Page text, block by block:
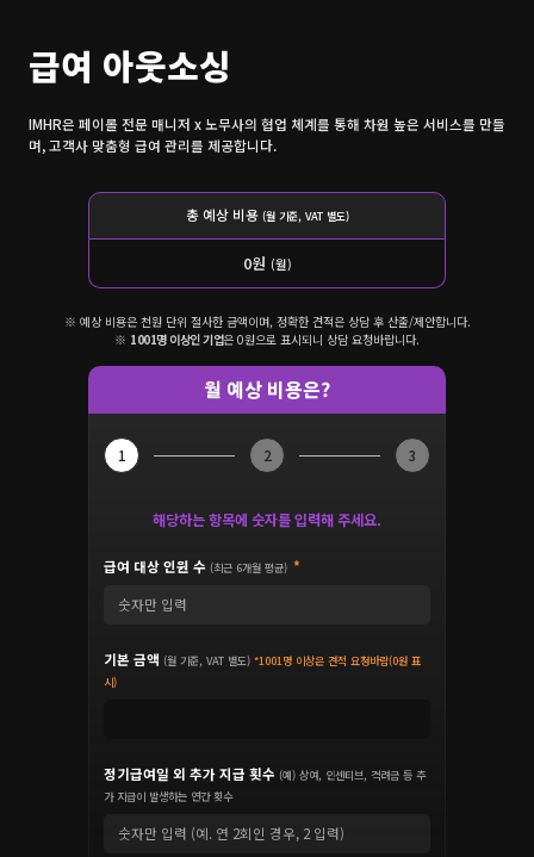
급여 아웃소싱
IMHR은 페이롤 전문 매니저 x 노무사의 협업 체계를 통해 차원 높은 서비스를 만들
며, 고객사 맞춤형 급여 관리를 제공합니다.
총 예상 비용 (월 기준, VAT 별도)
0원 (월)
※ 예상 비용은 천원 단위 절사한 금액이며, 정확한 견적은 상담 후 산출/제안합니다.
※ 1001명 이상인 기업은 0원으로 표시되니 상담 요청바랍니다.
월 예상 비용은?
1 2 3
해당하는 항목에 숫자를 입력해 주세요.
급여 대상 인원 수 (최근 6개월 평균)
기본 금액 (월 기준, VAT 별도) *1001명 이상은 견적 요청바람(0원 표
시)
정기급여일 외 추가 지급 횟수 (예) 상여, 인센티브, 격려금 등 추
가 지급이 발생하는 연간 횟수